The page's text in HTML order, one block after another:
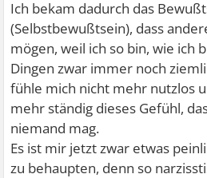
Ich bekam dadurch das
(Selbstbewußtsein), dass
mögen, weil ich so bin, wie ich
Dingen zwar immer noch
fühle mich nicht mehr nutzlos
mehr ständig dieses Gefühl,
niemand mag.
Es ist mir jetzt zwar etwas
zu behaupten, denn so